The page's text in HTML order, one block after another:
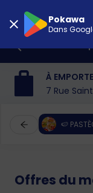
Pokawa
Dans
À
7 Rue
🍉
Offres du